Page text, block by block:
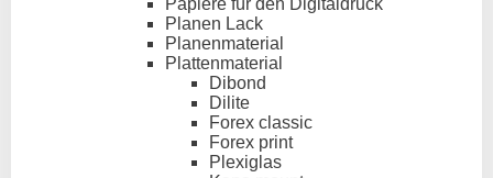
Papiere für den Digitaldruck
Planen Lack
Planenmaterial
Plattenmaterial
Dibond
Dilite
Forex classic
Forex print
Plexiglas